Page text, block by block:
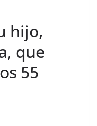
hijo,
que
55